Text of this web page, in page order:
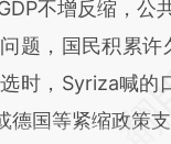
不增反缩，公
题，国民积累
时，Syriza喊
德国等紧缩政策